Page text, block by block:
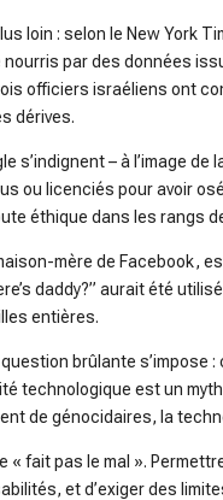
loin : selon le New York
par des données
officiers israéliens ont
dérives.
s’indignent – à l’image de
ou licenciés pour avoir
éthique dans les rangs
mère de Facebook,
daddy?” aurait été
entières.
brûlante
technologique est un
de génocidaires, la
« fait pas le mal ».
et d’exiger des